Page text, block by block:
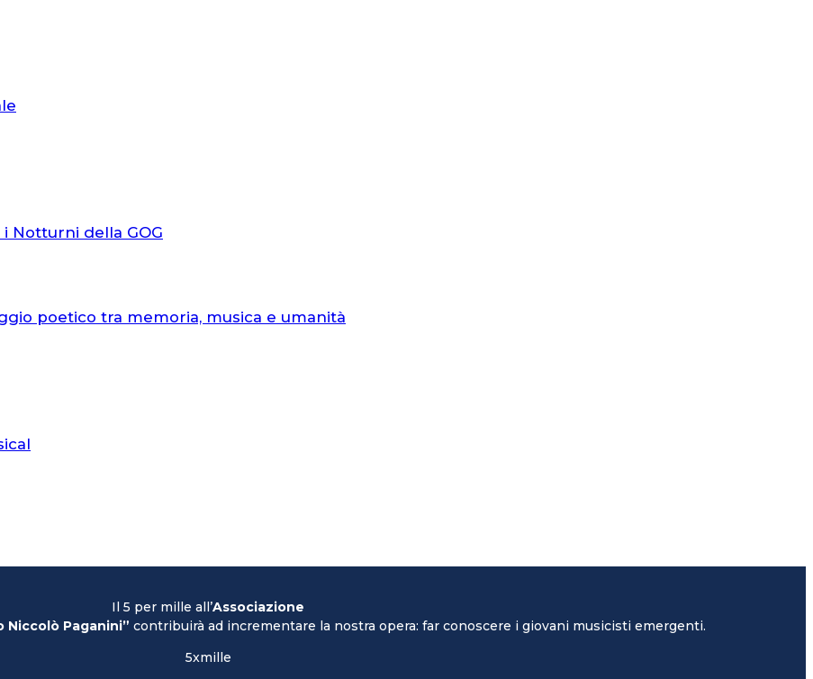
Notturni della GOG
poetico tra memoria, musica e umanità
Il 5 per mille all’Associazione
Niccolò Paganini” contribuirà ad incrementare la nostra opera: far conoscere i giovani musicisti emergenti.
5xmille